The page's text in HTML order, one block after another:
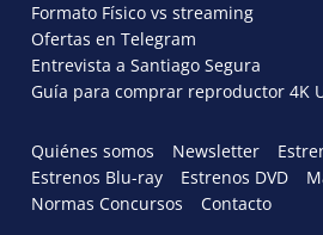
Formato Físico vs streaming
Ofertas en Telegram
Entrevista a Santiago Segura
Guía para comprar reproductor 4K
Quiénes somos Newsletter
Estrenos Blu-ray
Estrenos DVD
Normas Concursos
Contacto